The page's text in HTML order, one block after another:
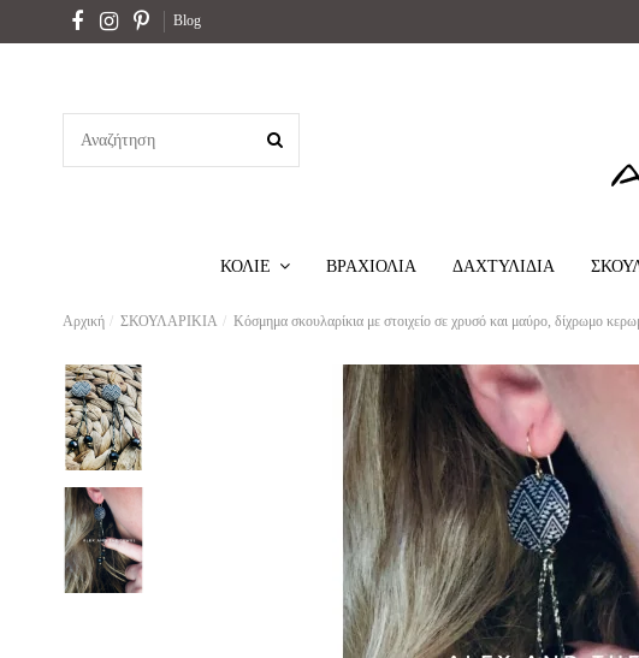
Blog
ΚΟΛΙΕ ΒΡΑΧΙΟΛΙΑ ΔΑΧΤΥΛΙΔΙΑ
Αρχική ΣΚΟΥΛΑΡΙΚΙΑ Κόσμημα σκουλαρίκια με στοιχείο σε χρυσό και μαύρο, δίχρωμο